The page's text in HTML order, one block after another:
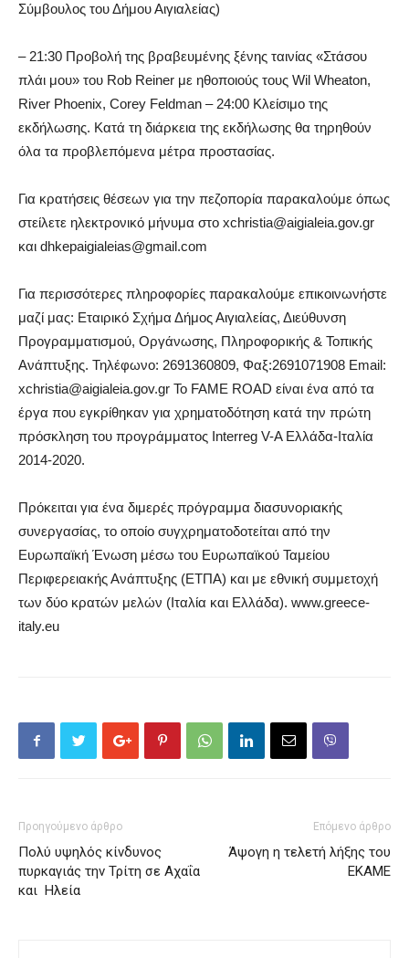
Σύμβουλος του Δήμου Αιγιαλείας)
– 21:30 Προβολή της βραβευμένης ξένης ταινίας «Στάσου
πλάι μου» του Rob Reiner με ηθοποιούς τους Wil Wheaton,
River Phoenix, Corey Feldman – 24:00 Κλείσιμο της
εκδήλωσης. Κατά τη διάρκεια της εκδήλωσης θα τηρηθούν
όλα τα προβλεπόμενα μέτρα προστασίας.
Για κρατήσεις θέσεων για την πεζοπορία παρακαλούμε όπως
στείλετε ηλεκτρονικό μήνυμα στο xchristia@aigialeia.gov.gr
και dhkepaigialeias@gmail.com
Για περισσότερες πληροφορίες παρακαλούμε επικοινωνήστε
μαζί μας: Εταιρικό Σχήμα Δήμος Αιγιαλείας, Διεύθυνση
Προγραμματισμού, Οργάνωσης, Πληροφορικής & Τοπικής
Ανάπτυξης. Τηλέφωνο: 2691360809, Φαξ:2691071908 Email:
xchristia@aigialeia.gov.gr Το FAME ROAD είναι ένα από τα
έργα που εγκρίθηκαν για χρηματοδότηση κατά την πρώτη
πρόσκληση του προγράμματος Interreg V-A Ελλάδα-Ιταλία
2014-2020.
Πρόκειται για ένα διμερές πρόγραμμα διασυνοριακής
συνεργασίας, το οποίο συγχρηματοδοτείται από την
Ευρωπαϊκή Ένωση μέσω του Ευρωπαϊκού Ταμείου
Περιφερειακής Ανάπτυξης (ΕΤΠΑ) και με εθνική συμμετοχή
των δύο κρατών μελών (Ιταλία και Ελλάδα). www.greece-
italy.eu
Προηγούμενο άρθρο
Πολύ υψηλός κίνδυνος
πυρκαγιάς την Τρίτη σε Αχαΐα
και Ηλεία
Επόμενο άρθρο
Άψογη η τελετή λήξης του
ΕΚΑΜΕ